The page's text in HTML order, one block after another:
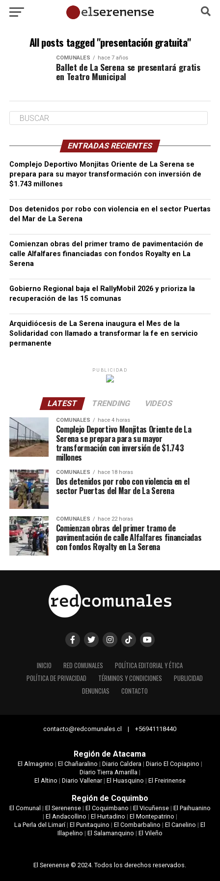
All posts tagged "presentación gratuita"
COMUNALES hace 7 años
Ballet de La Serena se presentará gratis
en Teatro Municipal
ENTRADAS RECIENTES
Complejo Deportivo Monjitas Oriente de La Serena se
prepara para su mayor transformación con inversión de
$1.743 millones
Dos detenidos por robo con violencia en el sector Puertas
del Mar de La Serena
Comienzan obras del primer tramo de pavimentación de
calle Alfalfares financiadas con fondos Royalty en La
Serena
Gobierno Regional baja el RallyMobil 2026 y prioriza la
recuperación de las 15 comunas
Arquidiócesis de La Serena inaugura el Mes de la
Solidaridad con llamado a transformar la fe en servicio
permanente
PUBLICIDAD
LATEST TRENDING VIDEOS
COMUNALES hace 4 horas
Complejo Deportivo Monjitas Oriente de La
Serena se prepara para su mayor
transformación con inversión de $1.743
millones
COMUNALES hace 18 horas
Dos detenidos por robo con violencia en el
sector Puertas del Mar de La Serena
COMUNALES hace 22 horas
Comienzan obras del primer tramo de
pavimentación de calle Alfalfares financiadas
con fondos Royalty en La Serena
INICIO RED COMUNALES
POLÍTICA EDITORIAL Y ÉTICA
POLÍTICA DE PRIVACIDAD
TÉRMINOS Y CONDICIONES
PUBLICIDAD
DENUNCIAS
CONTACTO
contacto@redcomunales.cl | +56941118440
Región de Atacama
El Almagrino | El Chañaralino | Diario Caldera| Diario El Copiapino |
Diario Tierra Amarilla|
El Altino | Diario Vallenar| El Huasquino | El Freirinense
Región de Coquimbo
El Comunal | El Serenense| El Coquimbano | El Vicuñense| El Paihuanino
| El Andacollino | El Hurtadino | El Montepatrino |
La Perla del Limarí|El Punitaquino |El Combarbalino |El Canelino |El
Illapelino | El Salamanquino | El Vileño
El Serenense © 2024. Todos los derechos reservados.